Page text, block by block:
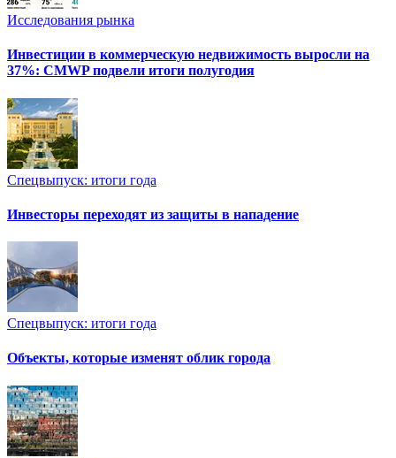
Исследования рынка
Инвестиции в коммерческую недвижимость выросли на
37%: CMWP подвели итоги полугодия
Спецвыпуск: итоги года
Инвесторы переходят из защиты в нападение
Спецвыпуск: итоги года
Объекты, которые изменят облик города